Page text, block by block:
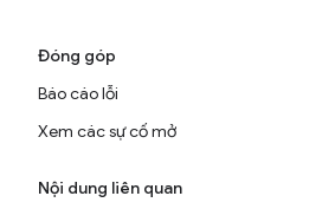
Đóng góp
Báo cáo lỗi
Xem các sự cố mở
Nội dung liên quan